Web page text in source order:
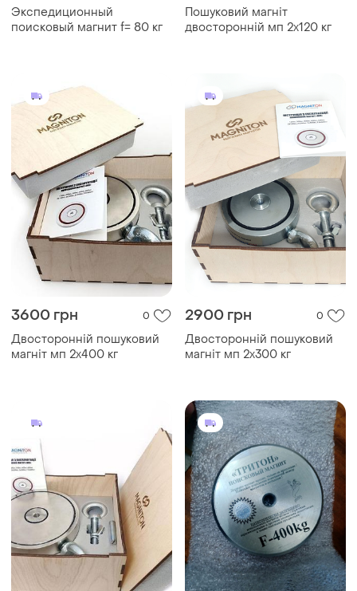
Экспедиционный
поисковый магнит f= 80 кг
Пошуковий магніт
двосторонній мп 2х120 кг
3600 грн 0
Двосторонній пошуковий
магніт мп 2х400 кг
2900 грн 0
Двосторонній пошуковий
магніт мп 2х300 кг